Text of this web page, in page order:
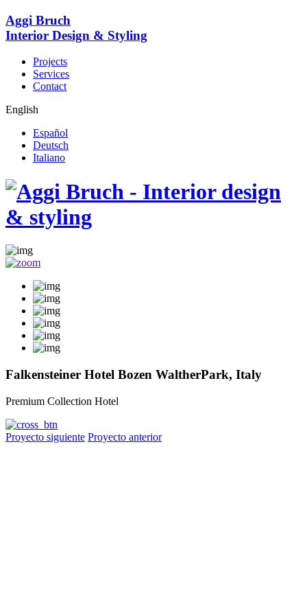
Aggi Bruch
Interior Design & Styling
Projects
Services
Contact
English
Español
Deutsch
Italiano
Falkensteiner Hotel Bozen WaltherPark, Italy
Premium Collection Hotel
Proyecto siguiente Proyecto anterior